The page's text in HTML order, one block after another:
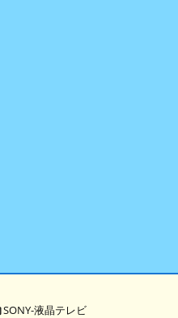
SONY-液晶テレビ